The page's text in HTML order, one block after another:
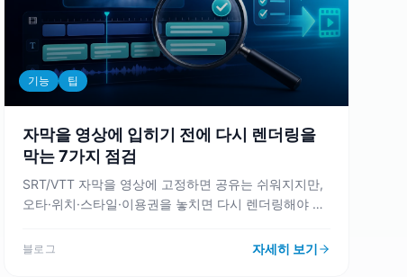
기능 팁
자막을 영상에 입히기 전에 다시 렌더링을
막는 7가지 점검
SRT/VTT 자막을 영상에 고정하면 공유는 쉬워지지만,
오타·위치·스타일·이용권을 놓치면 다시 렌더링해야 합
크리스트를 정리합니다.
블로그 자세히 보기